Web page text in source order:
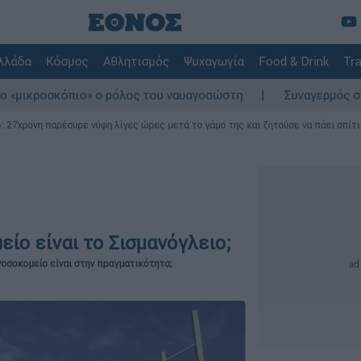
Κόσμος Αθλητισμός Ψυχαγωγία Food & Drink
ο ρόλος του ναυαγοσώστη Συναγερμός στην
παρέσυρε νύφη λίγες ώρες μετά το γάμο της και ζητούσε να πάει
είναι το Σισμανόγλειο;
είναι στην πραγματικότητα;